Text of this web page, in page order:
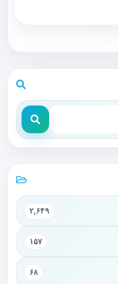
۲,۶۴۹
۱۵۷
۶۸